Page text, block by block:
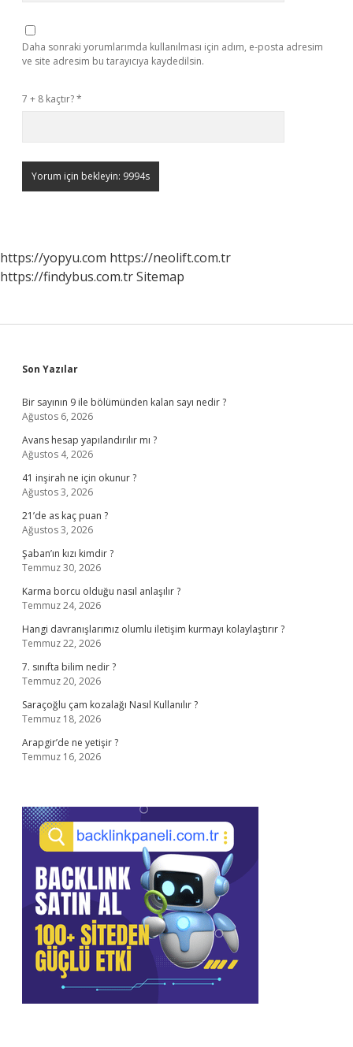
Daha sonraki yorumlarımda kullanılması için adım, e-posta adresim
ve site adresim bu tarayıcıya kaydedilsin.
7 + 8 kaçtır?*
https://yopyu.com https://neolift.com.tr
https://findybus.com.trSitemap
Sidebar
Son Yazılar
Bir sayının 9 ile bölümünden kalan sayı nedir ?
Ağustos 6, 2026
Avans hesap yapılandırılır mı ?
Ağustos 4, 2026
41 inşirah ne için okunur ?
Ağustos 3, 2026
21’de as kaç puan ?
Ağustos 3, 2026
Şaban’ın kızı kimdir ?
Temmuz 30, 2026
Karma borcu olduğu nasıl anlaşılır ?
Temmuz 24, 2026
Hangi davranışlarımız olumlu iletişim kurmayı kolaylaştırır ?
Temmuz 22, 2026
7. sınıfta bilim nedir ?
Temmuz 20, 2026
Saraçoğlu çam kozalağı Nasıl Kullanılır ?
Temmuz 18, 2026
Arapgir’de ne yetişir ?
Temmuz 16, 2026